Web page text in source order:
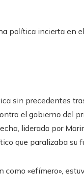
sin precedentes
el gobierno del
liderada por
que paralizaba
como «efímero»,